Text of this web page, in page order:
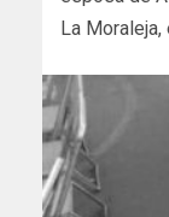
La Moraleja,